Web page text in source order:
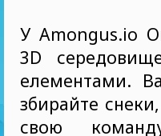
У Amongus.io
3D
елементами.
збирайте
свою